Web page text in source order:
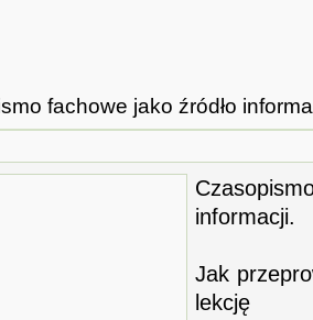
fachowe jako źródło
informacji.
Jak
lekcję